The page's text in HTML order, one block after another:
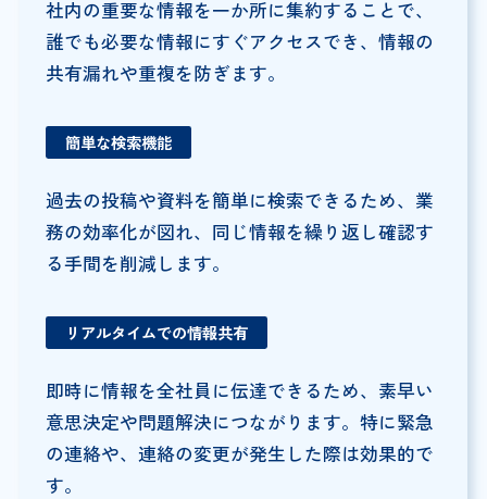
社内の重要な情報を一か所に集約することで、
誰でも必要な情報にすぐアクセスでき、情報の
共有漏れや重複を防ぎます。
簡単な検索機能
過去の投稿や資料を簡単に検索できるため、業
務の効率化が図れ、同じ情報を繰り返し確認す
る手間を削減します。
リアルタイムでの情報共有
即時に情報を全社員に伝達できるため、素早い
意思決定や問題解決につながります。特に緊急
の連絡や、連絡の変更が発生した際は効果的で
す。